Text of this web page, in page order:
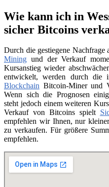
Wie kann ich in
sicher Bitcoins
Durch die gestiegene Nachfrage
Mining und der Verkauf
Kursanstieg wieder
entwickelt, werden durch die
Blockchain Bitcoin-Miner und
Wenn sich die Prognosen
steht jedoch einem weiteren
Verkauf von Bitcoins spielt
empfehlen wir Ihnen, nur
zu verkaufen. Für größere
empfehlen.